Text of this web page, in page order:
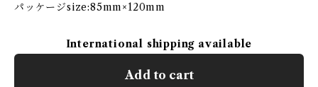
パッケージsize:85mm×120mm
International shipping available
Add to cart